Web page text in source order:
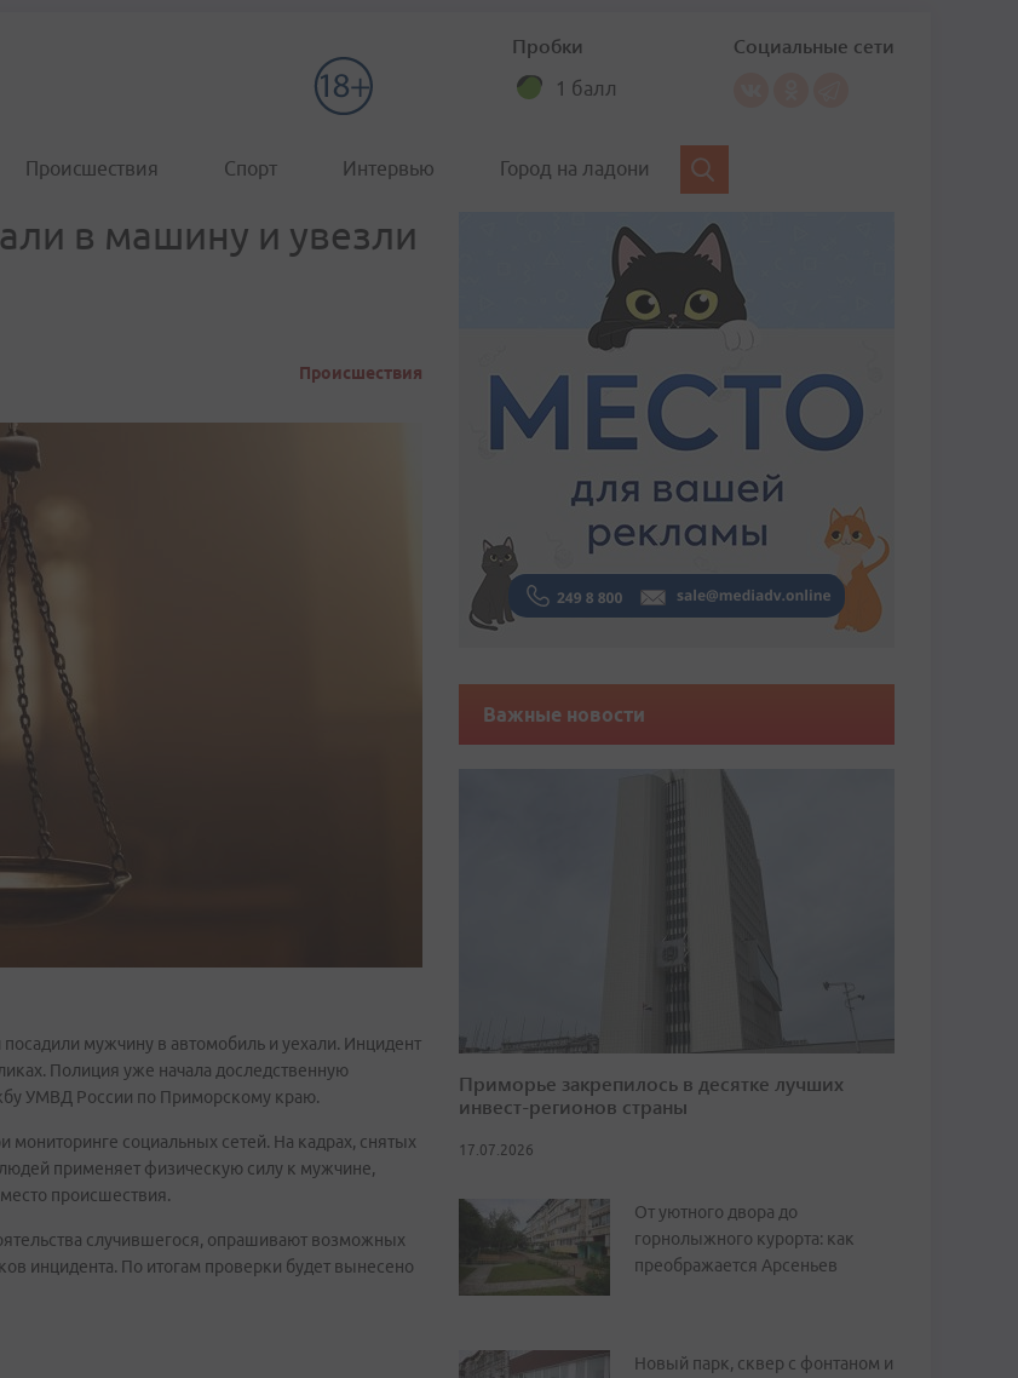
Пробки
1 балл
Социальные сети
Происшествия Спорт Интервью Город на ладони
в машину и увезли
Происшествия
мужчину в автомобиль и уехали. Инцидент
Полиция уже начала доследственную
УМВД России по Приморскому краю.
социальных сетей. На кадрах, снятых
применяет физическую силу к мужчине,
происшествия.
случившегося, опрашивают возможных
инцидента. По итогам проверки будет вынесено
Важные новости
Приморье закрепилось в десятке лучших
инвест-регионов страны
17.07.2026
От уютного двора до
горнолыжного курорта: как
преображается Арсеньев
Новый парк, сквер с фонтаном и